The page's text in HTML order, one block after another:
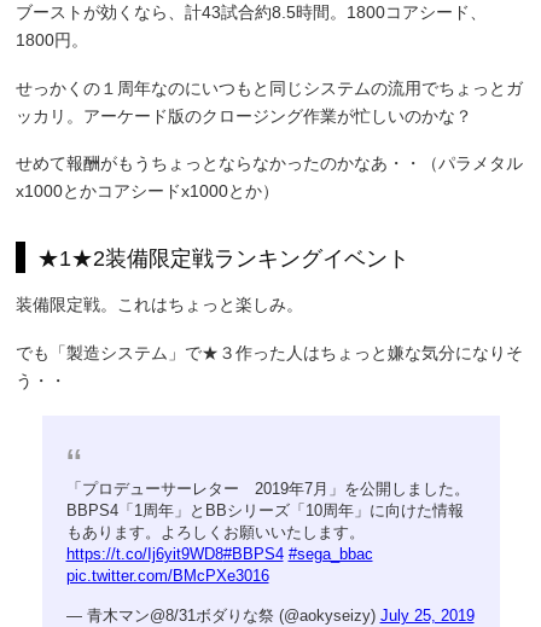
ブーストが効くなら、計43試合約8.5時間。1800コアシード、
1800円。
せっかくの１周年なのにいつもと同じシステムの流用でちょっとガ
ッカリ。アーケード版のクロージング作業が忙しいのかな？
せめて報酬がもうちょっとならなかったのかなあ・・（パラメタル
x1000とかコアシードx1000とか）
★1★2装備限定戦ランキングイベント
装備限定戦。これはちょっと楽しみ。
でも「製造システム」で★３作った人はちょっと嫌な気分になりそ
う・・
「プロデューサーレター 2019年7月」を公開しました。
BBPS4「1周年」とBBシリーズ「10周年」に向けた情報
もあります。よろしくお願いいたします。
https://t.co/Ij6yit9WD8#BBPS4 #sega_bbac
pic.twitter.com/BMcPXe3016
— 青木マン@8/31ボダりな祭 (@aokyseizy) July 25, 2019